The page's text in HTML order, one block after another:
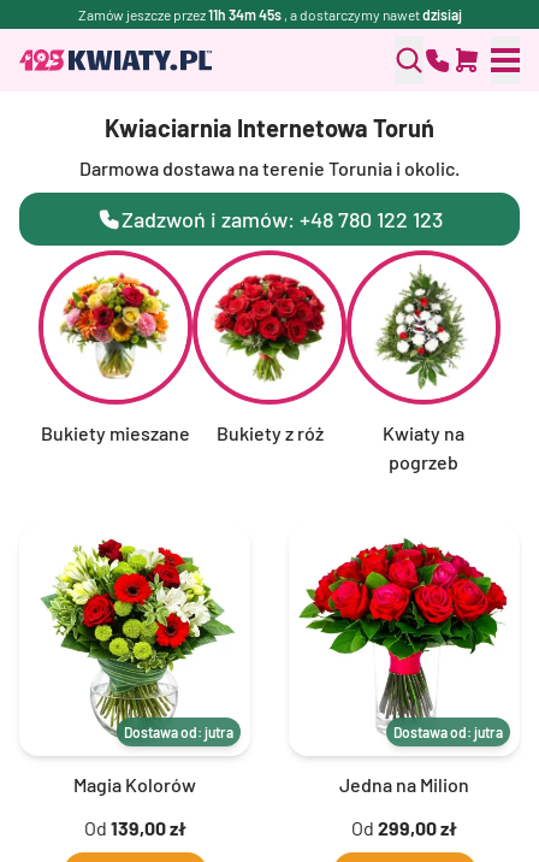
Zamów jeszcze przez11h 34m 44s , a dostarczymy nawetdzisiaj
Kwiaciarnia Internetowa Toruń
Darmowa dostawa na terenie Torunia i okolic.
Zadzwoń i zamów: +48 780 122 123
Bukiety mieszane Bukiety z róż
Kwiaty na
pogrzeb
Dostawa od: jutra
Magia Kolorów
Od 139,00 zł
Dostawa od: jutra
Jedna na Milion
Od 299,00 zł